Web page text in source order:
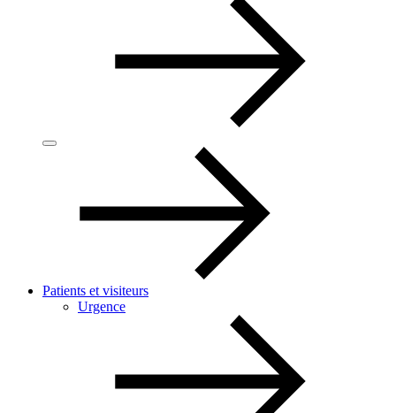
Patients et visiteurs
Urgence